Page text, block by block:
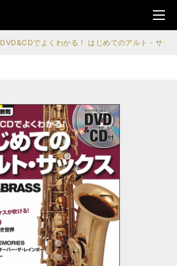
メニ
ュ
DVD&CDでよくわかる！ はじめてのアルト・サッ